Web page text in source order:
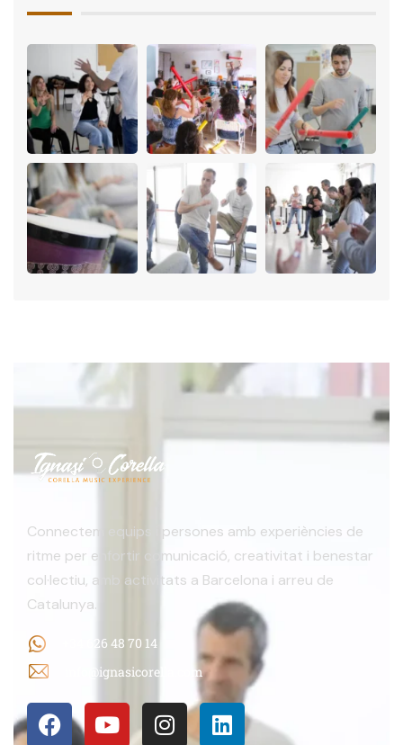
Connectem equips i persones amb experiències de
ritme per enfortir comunicació, creativitat i benestar
col·lectiu, amb activitats a Barcelona i arreu de
Catalunya.
+34 626 48 70 14
info@ignasicorella.com